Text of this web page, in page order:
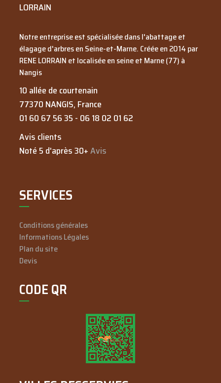
LORRAIN
Notre entreprise est spécialisée dans l'abattage et
élagage d'arbres en Seine-et-Marne. Créée en 2014 par
RENE LORRAIN et localisée en seine et Marne (77) à
Nangis
10 allée de courtenain
77370 NANGIS, France
01 60 67 56 35 - 06 18 02 01 62
Avis clients
Noté 5 d'après 30+Avis
SERVICES
Conditions générales
Informations Légales
Plan du site
Devis
CODE QR